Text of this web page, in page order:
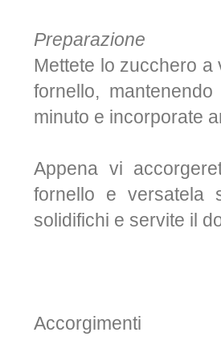
Preparazione
Mettete lo zucchero a
fornello,
minuto e incorporate
Appena vi
fornello e versatela
solidifichi e servite il
Accorgimenti